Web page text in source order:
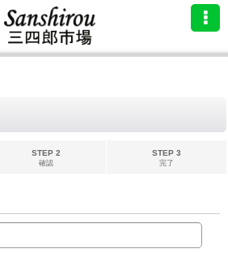
STEP 2
確認
STEP 3
完了